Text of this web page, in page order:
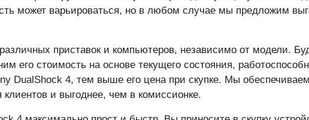
может варьироваться, но в любом случае мы предложим
приставок и компьютеров, независимо от модели.
его стоимость на основе текущего состояния,
DualShock 4, тем выше его цена при скупке. Мы
и выгоднее, чем в комиссионке.